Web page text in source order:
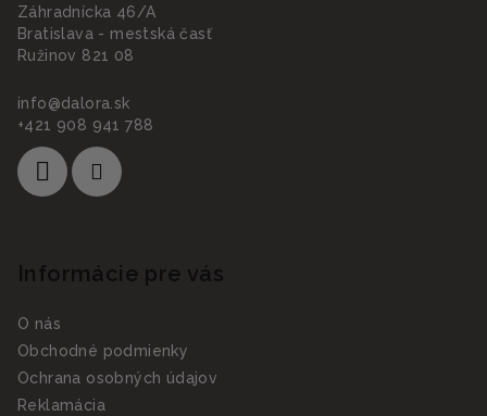
Záhradnícka 46/A
Bratislava - mestská časť
Ružinov 821 08
info@dalora.sk
+421 908 941 788
Informácie pre vás
O nás
Obchodné podmienky
Ochrana osobných údajov
Reklamácia